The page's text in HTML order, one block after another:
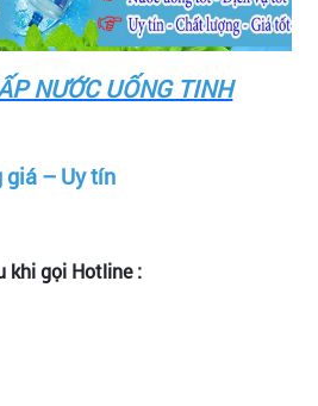
NƯỚC UỐNG TINH
giá – Uy tín
khi gọi Hotline :